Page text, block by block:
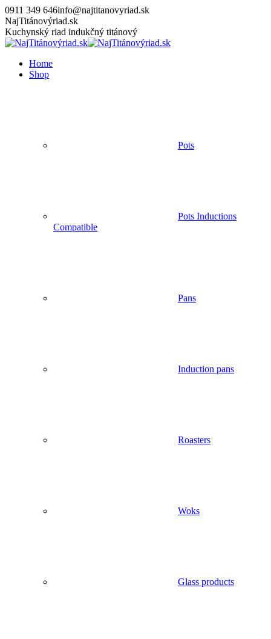
Skip
to
content
0911 349 646info@najtitanovyriad.sk
Facebook
page
opens
new
window
Instagram
page
opens
new
window
YouTube
page
opens
new
window
NajTitánovýriad.sk
Kuchynský riad indukčný titánový
Home
Shop
Pots
Pots Inductions
Compatible
Pans
Induction pans
Roasters
Woks
Glass products